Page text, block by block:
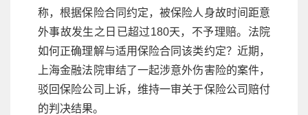
称，根据保险合同约定，被保险人身故时间距意
外事故发生之日已超过180天，不予理赔。法院
如何正确理解与适用保险合同该类约定？近期，
上海金融法院审结了一起涉意外伤害险的案件，
驳回保险公司上诉，维持一审关于保险公司赔付
的判决结果。